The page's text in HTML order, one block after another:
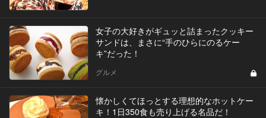
女子の大好きがギュッと詰まったクッキー
サンドは、まさに“手のひらにのるケー
キ”だった！
グルメ
懐かしくてほっとする理想的なホットケー
キ！1日350食も売り上げる名品だ！